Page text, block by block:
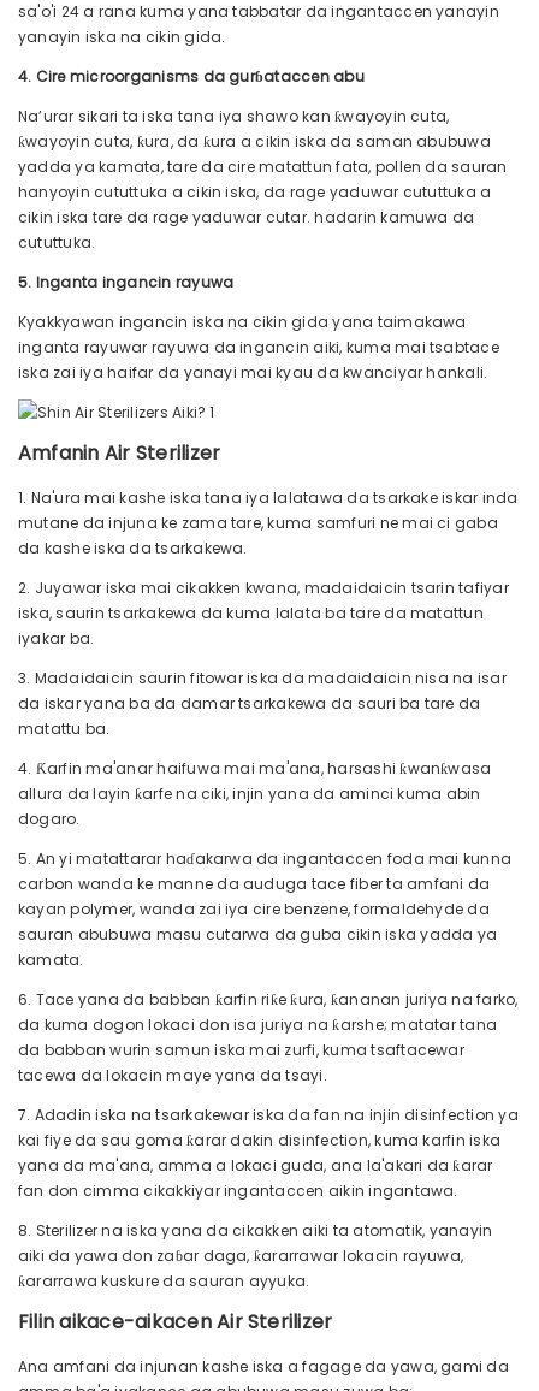
sa'o'i 24 a rana kuma yana tabbatar da ingantaccen yanayin
yanayin iska na cikin gida.
4. Cire microorganisms da gurɓataccen abu
Na’urar sikari ta iska tana iya shawo kan ƙwayoyin cuta,
ƙwayoyin cuta, ƙura, da ƙura a cikin iska da saman abubuwa
yadda ya kamata, tare da cire matattun fata, pollen da sauran
hanyoyin cututtuka a cikin iska, da rage yaduwar cututtuka a
cikin iska tare da rage yaduwar cutar. hadarin kamuwa da
cututtuka.
5. Inganta ingancin rayuwa
Kyakkyawan ingancin iska na cikin gida yana taimakawa
inganta rayuwar rayuwa da ingancin aiki, kuma mai tsabtace
iska zai iya haifar da yanayi mai kyau da kwanciyar hankali.
Amfanin Air Sterilizer
1. Na'ura mai kashe iska tana iya lalatawa da tsarkake iskar inda
mutane da injuna ke zama tare, kuma samfuri ne mai ci gaba
da kashe iska da tsarkakewa.
2. Juyawar iska mai cikakken kwana, madaidaicin tsarin tafiyar
iska, saurin tsarkakewa da kuma lalata ba tare da matattun
iyakar ba.
3. Madaidaicin saurin fitowar iska da madaidaicin nisa na isar
da iskar yana ba da damar tsarkakewa da sauri ba tare da
matattu ba.
4. Ƙarfin ma'anar haifuwa mai ma'ana, harsashi ƙwanƙwasa
allura da layin ƙarfe na ciki, injin yana da aminci kuma abin
dogaro.
5. An yi matattarar haɗakarwa da ingantaccen foda mai kunna
carbon wanda ke manne da auduga tace fiber ta amfani da
kayan polymer, wanda zai iya cire benzene, formaldehyde da
sauran abubuwa masu cutarwa da guba cikin iska yadda ya
kamata.
6. Tace yana da babban ƙarfin riƙe ƙura, ƙananan juriya na farko,
da kuma dogon lokaci don isa juriya na ƙarshe; matatar tana
da babban wurin samun iska mai zurfi, kuma tsaftacewar
tacewa da lokacin maye yana da tsayi.
7. Adadin iska na tsarkakewar iska da fan na injin disinfection ya
kai fiye da sau goma ƙarar dakin disinfection, kuma karfin iska
yana da ma'ana, amma a lokaci guda, ana la'akari da ƙarar
fan don cimma cikakkiyar ingantaccen aikin ingantawa.
8. Sterilizer na iska yana da cikakken aiki ta atomatik, yanayin
aiki da yawa don zaɓar daga, ƙararrawar lokacin rayuwa,
ƙararrawa kuskure da sauran ayyuka.
Filin aikace-aikacen Air Sterilizer
Ana amfani da injunan kashe iska a fagage da yawa, gami da